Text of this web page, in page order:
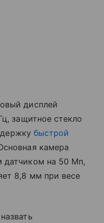
дисплей
защитное стекло
быстрой
камера
датчиком на 50 Мп,
8,8 мм при весе